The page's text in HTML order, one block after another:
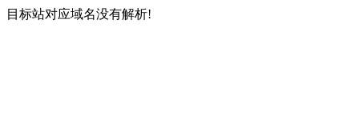
目标站对应域名没有解析!